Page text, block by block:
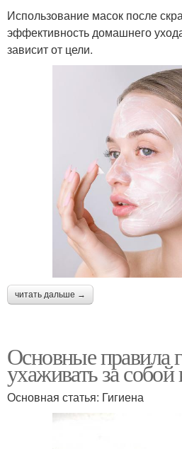
Использование масок после
эффективность домашнего
зависит от цели.
читать дальше →
Основные правила
ухаживать за
Основная статья: Гигиена